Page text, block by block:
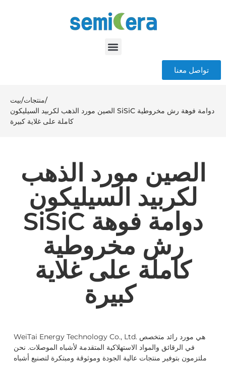
تواصل معنا
بيت/منتجات/
الصين مورد الذهب لكربيد السيليكون SiSiC دوامة فوهة رش مخروطية
الصين مورد الذهب
لكربيد السيليكون
SiSiC دوامة فوهة
رش مخروطية
كاملة على غلاية
كبيرة
WeiTai Energy Technology Co., Ltd. هي مورد رائد متخصص
في الرقائق والمواد الاستهلاكية المتقدمة لأشباه الموصلات. نحن
ملتزمون بتوفير منتجات عالية الجودة وموثوقة ومبتكرة لتصنيع أشباه